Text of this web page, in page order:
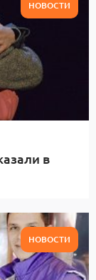
НОВОСТИ
в
НОВОСТИ